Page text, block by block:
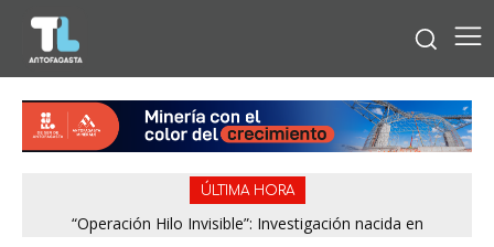
ÚLTIMA HORA
“Operación Hilo Invisible”: Investigación nacida en